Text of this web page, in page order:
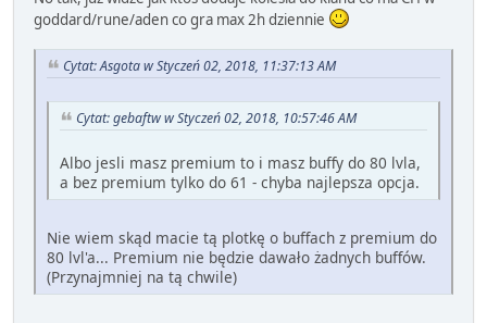
goddard/rune/aden co gra max 2h dziennie
Cytat: Asgota w Styczeń 02, 2018, 11:37:13 AM
Cytat: gebaftw w Styczeń 02, 2018, 10:57:46 AM
Albo jesli masz premium to i masz buffy do 80 lvla,
a bez premium tylko do 61 - chyba najlepsza opcja.
Nie wiem skąd macie tą plotkę o buffach z premium do
80 lvl'a... Premium nie będzie dawało żadnych buffów.
(Przynajmniej na tą chwile)